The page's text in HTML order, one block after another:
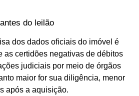
do leilão
dos dados oficiais do imóvel é
as certidões negativas de débitos
judiciais por meio de órgãos
maior for sua diligência, menor
após a aquisição.